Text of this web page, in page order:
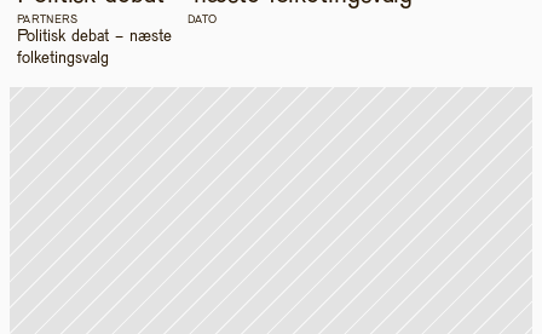
PARTNERS
Politisk debat - næste
folketingsvalg
DATO